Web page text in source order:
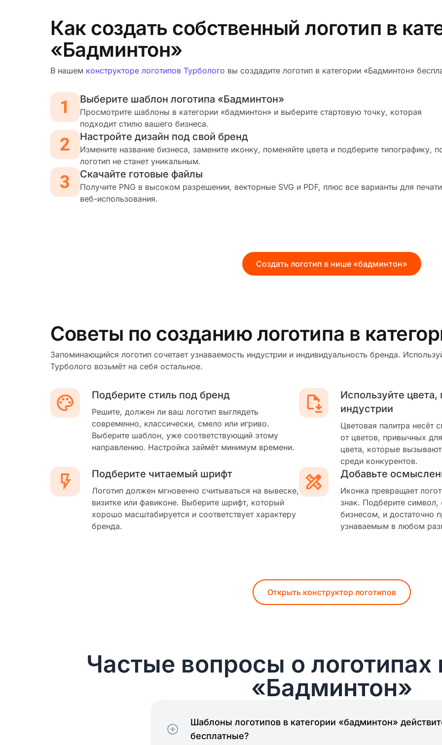
Как создать собственный логотип в
«Бадминтон»
В нашем конструкторе логотипов Турболого вы создадите логотип в категории «Бадминтон»
Выберите шаблон логотипа «Бадминтон»
Просмотрите шаблоны в категории «бадминтон» и выберите стартовую точку, которая
подходит стилю вашего бизнеса.
Настройте дизайн под свой бренд
Измените название бизнеса, замените иконку, поменяйте цвета и подберите типографику,
логотип не станет уникальным.
Скачайте готовые файлы
Получите PNG в высоком разрешении, векторные SVG и PDF, плюс все варианты для
веб-использования.
Создать логотип в нише «бадминтон»
Советы по созданию логотипа в
Запоминающийся логотип сочетает узнаваемость индустрии и индивидуальность бренда.
Турболого возьмёт на себя остальное.
Подберите стиль под бренд
Решите, должен ли ваш логотип выглядеть
современно, классически, смело или игриво.
Выберите шаблон, уже соответствующий этому
направлению. Настройка займёт минимум времени.
Используйте
индустрии
Цветовая палитра несёт
от цветов, привычных
цвета, которые
среди конкурентов.
Подберите читаемый шрифт
Логотип должен мгновенно считываться на вывеске,
визитке или фавиконе. Выберите шрифт, который
хорошо масштабируется и соответствует характеру
бренда.
Добавьте
Иконка превращает
знак. Подберите
бизнесом, и достаточно
узнаваемым в любом
Открыть конструктор логотипов
Частые вопросы о логотипах
«Бадминтон»
Шаблоны логотипов в категории «бадминтон»
бесплатные?